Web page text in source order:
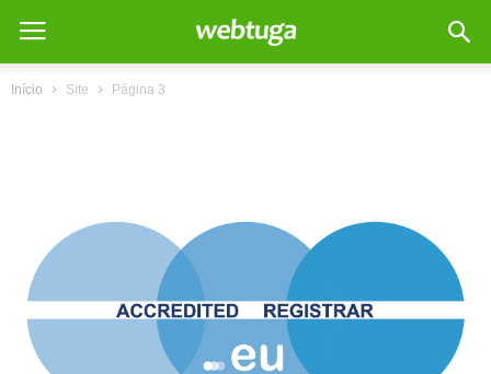
Início Site Página 3